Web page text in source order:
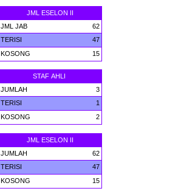
JML ESELON II
JML JAB
62
TERISI
47
KOSONG
15
STAF AHLI
JUMLAH
3
TERISI
1
KOSONG
2
JML ESELON II
JUMLAH
62
TERISI
47
KOSONG
15